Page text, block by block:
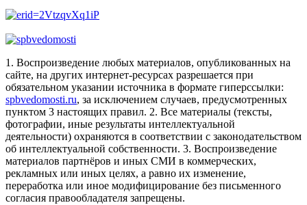
1. Воспроизведение любых материалов, опубликованных на
сайте, на других интернет-ресурсах разрешается при
обязательном указании источника в формате гиперссылки:
spbvedomosti.ru, за исключением случаев, предусмотренных
пунктом 3 настоящих правил. 2. Все материалы (тексты,
фотографии, иные результаты интеллектуальной
деятельности) охраняются в соответствии с законодательством
об интеллектуальной собственности. 3. Воспроизведение
материалов партнёров и иных СМИ в коммерческих,
рекламных или иных целях, а равно их изменение,
переработка или иное модифицирование без письменного
согласия правообладателя запрещены.